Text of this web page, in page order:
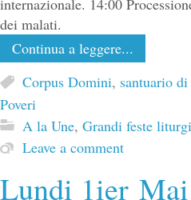
internazionale. 14:00
dei malati.
Continua a leggere...
Corpus Domini, santuario
Poveri
A la Une, Grandi feste
Leave a comment
Lundi 1ier